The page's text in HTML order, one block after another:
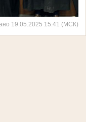
19.05.2025 15:41 (МСК)